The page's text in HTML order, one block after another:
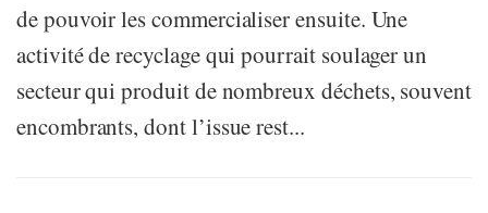
de pouvoir les commercialiser ensuite. Une
activité de recyclage qui pourrait soulager un
secteur qui produit de nombreux déchets, souvent
encombrants, dont l’issue rest...